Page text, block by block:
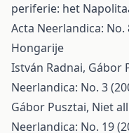
periferie: het
Acta Neerlandica: No.
Hongarije
István Radnai, Gábor
Neerlandica: No. 3
Gábor Pusztai, Niet
Neerlandica: No. 19